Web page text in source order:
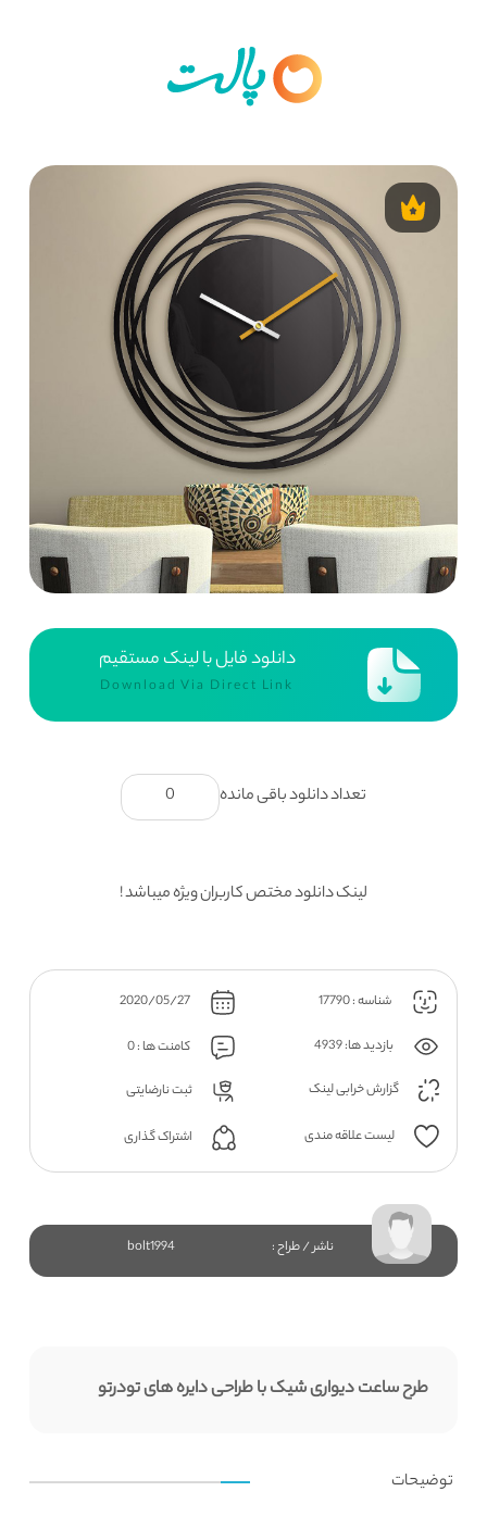
دانلود فایل با لینک مستقیم
Download Via Direct Link
تعداد دانلود باقی مانده 0
لینک دانلود مختص کاربران ویژه میباشد !
شناسه : 17790 2020/05/27
بازدید ها: 4939
کامنت ها : 0
گزارش خرابی لینک
ثبت نارضایتی
لیست علاقه مندی اشتراک گذاری
ناشر / طراح : bolt1994
طرح ساعت دیواری شیک با طراحی دایره های تودرتو
توضیحات